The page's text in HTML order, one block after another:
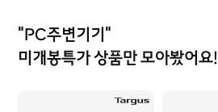
"PC주변기기"
미개봉특가 상품만 모아봤어요!